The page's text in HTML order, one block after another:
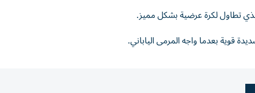
قوية بعدما واجه المرمى الياباني.